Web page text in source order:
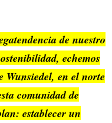
de nuestro
echemos
Wunsiedel, en el norte
comunidad de
establecer un